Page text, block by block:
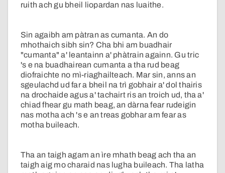
ruith ach gu bheil liopardan nas luaithe.
Sin agaibh am pàtran as cumanta. An do
mhothaich sibh sin? Cha bhi am buadhair
"cumanta" a' leantainn a' phàtrain againn. Gu tric
's e na buadhairean cumanta a tha rud beag
diofraichte no mì-riaghailteach. Mar sin, anns an
sgeulachd ud far a bheil na trì gobhair a' dol thairis
na drochaide agus a' tachairt ris an troich ud, tha a'
chiad fhear gu math beag, an dàrna fear rudeigin
nas motha ach 's e an treas gobhar am fear as
motha buileach.
Tha an taigh agam an ìre mhath beag ach tha an
taigh aig mo charaid nas lugha buileach. Tha latha